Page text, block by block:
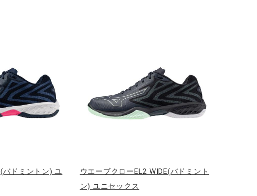
バドミントン) ユ
ウエーブクローEL2 WIDE(バドミント
ン) ユニセックス